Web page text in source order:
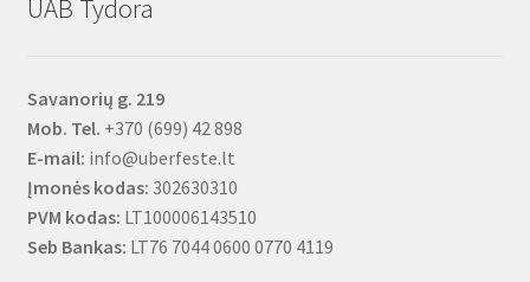
UAB Tydora
Savanorių g. 219
Mob. Tel. +370 (699) 42 898
E-mail: info@uberfeste.lt
Įmonės kodas: 302630310
PVM kodas: LT100006143510
Seb Bankas: LT76 7044 0600 0770 4119